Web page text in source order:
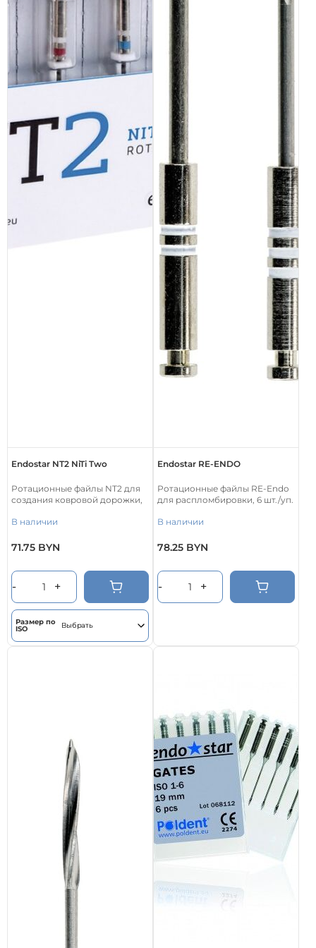
Endostar NT2 NiTi Two
Ротационные файлы NT2 для
создания ковровой дорожки,
В наличии
Этот
имеет
несколько
вариаций.
Опции
можно
выбрать
71.75 BYN
Размер по
ISO
- +
Endostar RE-ENDO
Ротационные файлы RE-Endo
для распломбировки, 6 шт./уп.
В наличии
78.25 BYN
- +